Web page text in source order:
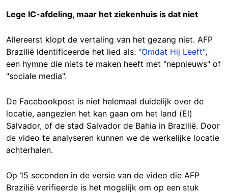
Lege IC-afdeling, maar het ziekenhuis is dat niet
Allereerst klopt de vertaling van het gezang niet. AFP
Brazilië identificeerde het lied als: "Omdat Hij Leeft",
een hymne die niets te maken heeft met "nepnieuws" of
"sociale media".
De Facebookpost is niet helemaal duidelijk over de
locatie, aangezien het kan gaan om het land (El)
Salvador, of de stad Salvador de Bahia in Brazilië. Door
de video te analyseren kunnen we de werkelijke locatie
achterhalen.
Op 15 seconden in de versie van de video die AFP
Brazilië verifieerde is het mogelijk om op een stuk